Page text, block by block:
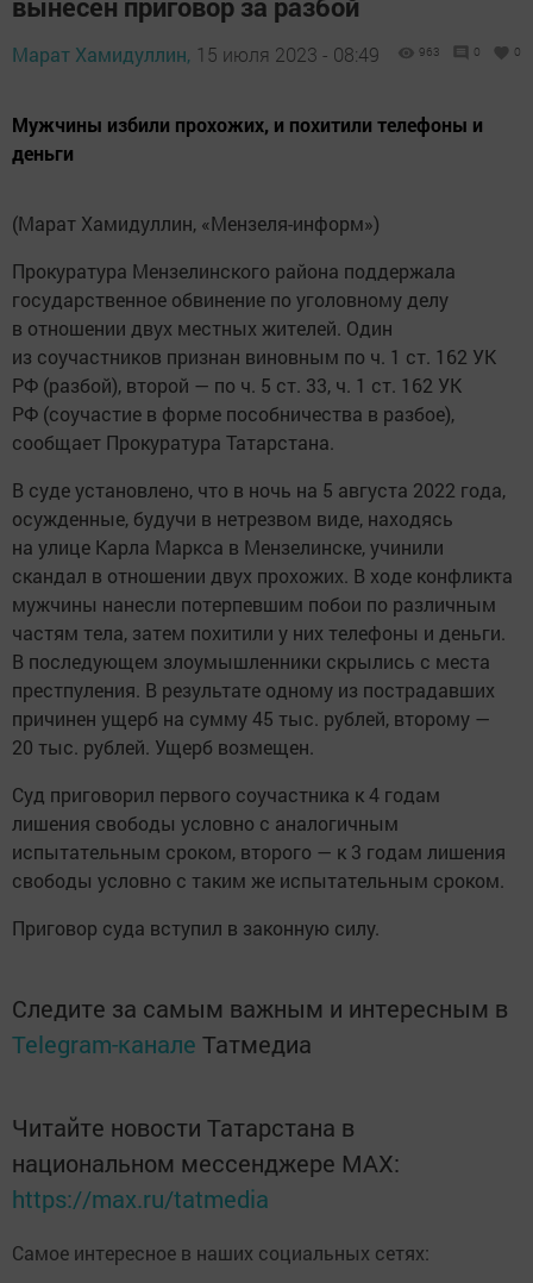
вынесен приговор за разбой
Марат Хамидуллин, 15 июля 2023 - 08:49 963 0 0
Мужчины избили прохожих, и похитили телефоны и
деньги
(Марат Хамидуллин, «Мензеля-информ»)
Прокуратура Мензелинского района поддержала
государственное обвинение по уголовному делу
в отношении двух местных жителей. Один
из соучастников признан виновным по ч. 1 ст. 162 УК
РФ (разбой), второй — по ч. 5 ст. 33, ч. 1 ст. 162 УК
РФ (соучастие в форме пособничества в разбое),
сообщает Прокуратура Татарстана.
В суде установлено, что в ночь на 5 августа 2022 года,
осужденные, будучи в нетрезвом виде, находясь
на улице Карла Маркса в Мензелинске, учинили
скандал в отношении двух прохожих. В ходе конфликта
мужчины нанесли потерпевшим побои по различным
частям тела, затем похитили у них телефоны и деньги.
В последующем злоумышленники скрылись с места
престпуления. В результате одному из пострадавших
причинен ущерб на сумму 45 тыс. рублей, второму —
20 тыс. рублей. Ущерб возмещен.
Суд приговорил первого соучастника к 4 годам
лишения свободы условно с аналогичным
испытательным сроком, второго — к 3 годам лишения
свободы условно с таким же испытательным сроком.
Приговор суда вступил в законную силу.
Следите за самым важным и интересным в
Telegram-канале Татмедиа
Читайте новости Татарстана в
национальном мессенджере MАХ:
https://max.ru/tatmedia
Самое интересное в наших социальных сетях: